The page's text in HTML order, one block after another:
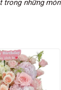
những món